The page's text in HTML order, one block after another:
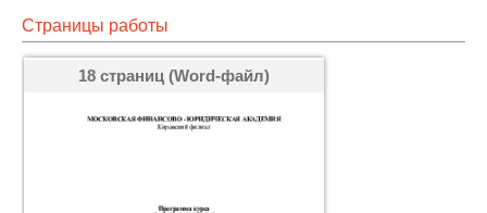
Страницы работы
18 страниц (Word-файл)